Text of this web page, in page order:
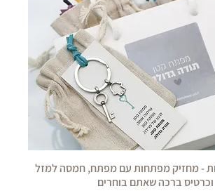
- מחזיק מפתחות עם מפתח, חמסה למזל
וכרטיס ברכה שאתם בוחרים